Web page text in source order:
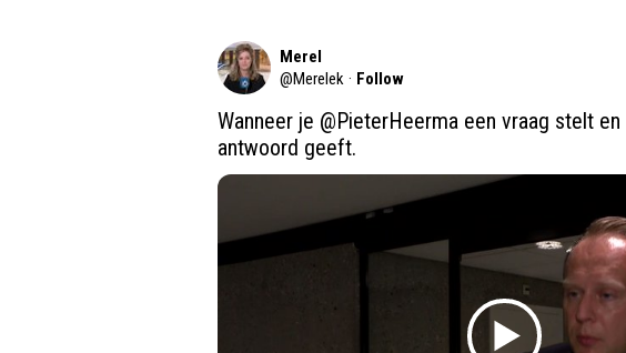
Merel
@Merelek · Follow
Wanneer je @PieterHeerma een vraag stelt en
antwoord geeft.